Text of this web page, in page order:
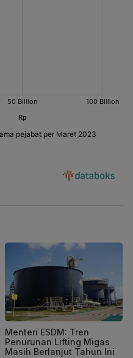
Menteri ESDM: Tren
Penurunan Lifting Migas
Masih Berlanjut Tahun Ini